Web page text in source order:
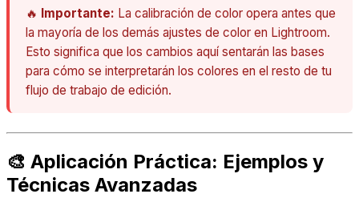
🔥 Importante: La calibración de color opera antes que
la mayoría de los demás ajustes de color en Lightroom.
Esto significa que los cambios aquí sentarán las bases
para cómo se interpretarán los colores en el resto de tu
flujo de trabajo de edición.
🎨 Aplicación Práctica: Ejemplos y
Técnicas Avanzadas